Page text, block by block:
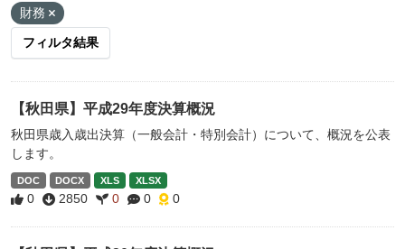
財務
フィルタ結果
【秋田県】平成29年度決算概況
秋田県歳入歳出決算（一般会計・特別会計）について、概況を公表
します。
DOC DOCX XLS XLSX
0 2850 0 0 0